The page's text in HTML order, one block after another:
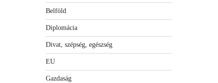
Belföld
Diplomácia
Divat, szépség, egészség
EU
Gazdaság